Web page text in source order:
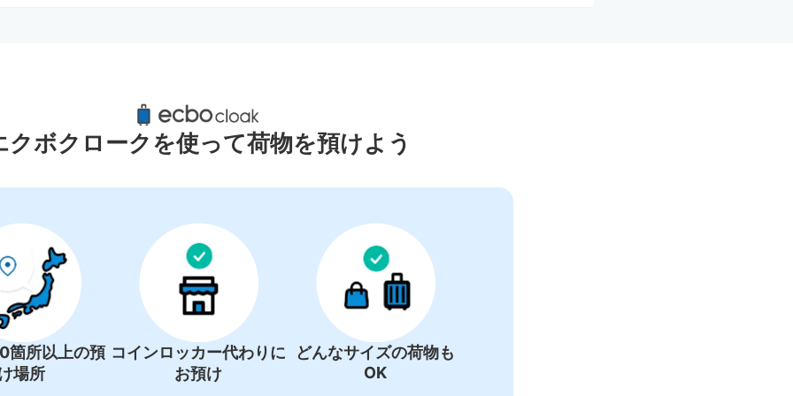
2件
クボクロークを使って荷物を預けよう
箇所以上の預
場所
コインロッカー代わりに
お預け
どんなサイズの荷物も
OK